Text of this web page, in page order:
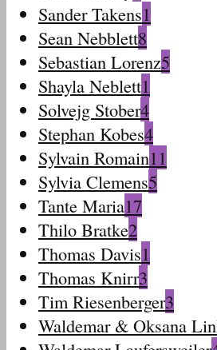
Sander Takens1
Sean Nebblett8
Sebastian Lorenz5
Shayla Neblett1
Solvejg Stober4
Stephan Kobes4
Sylvain Romain11
Sylvia Clemens5
Tante Maria17
Thilo Bratke2
Thomas Davis1
Thomas Knirr3
Tim Riesenberger3
Waldemar & Oksana